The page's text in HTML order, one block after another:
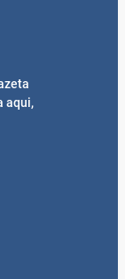
aqui,